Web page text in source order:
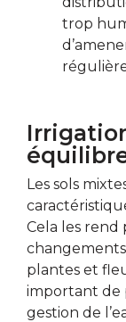
trop
Les sols
Cela les rend
changements
plantes et
important de
gestion de